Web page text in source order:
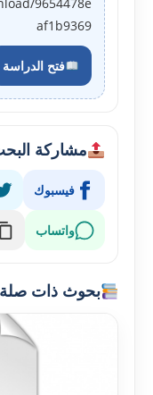
af1b9369
فتح الدراسة
مشاركة
فيسبوك
واتساب
بحوث ذات صلة